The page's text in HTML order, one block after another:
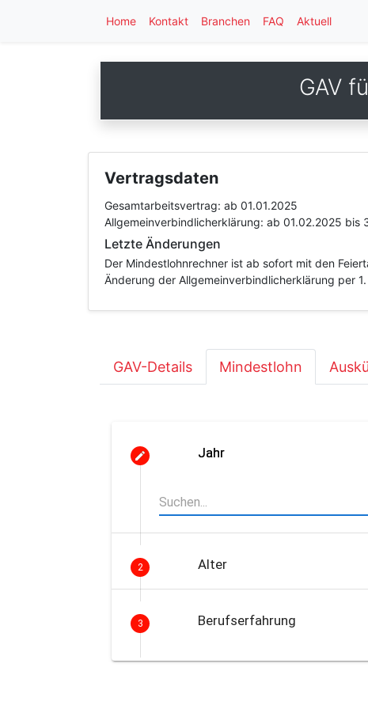
Home Kontakt Branchen FAQ Aktuell
GAV
Vertragsdaten
Gesamtarbeitsvertrag: ab 01.01.2025
Allgemeinverbindlicherklärung: ab 01.02.2025 bis
Letzte Änderungen
Der Mindestlohnrechner ist ab sofort mit den
Änderung der Allgemeinverbindlicherklärung per
GAV-Details Mindestlohn
Jahr
2 Alter
3 Berufserfahrung